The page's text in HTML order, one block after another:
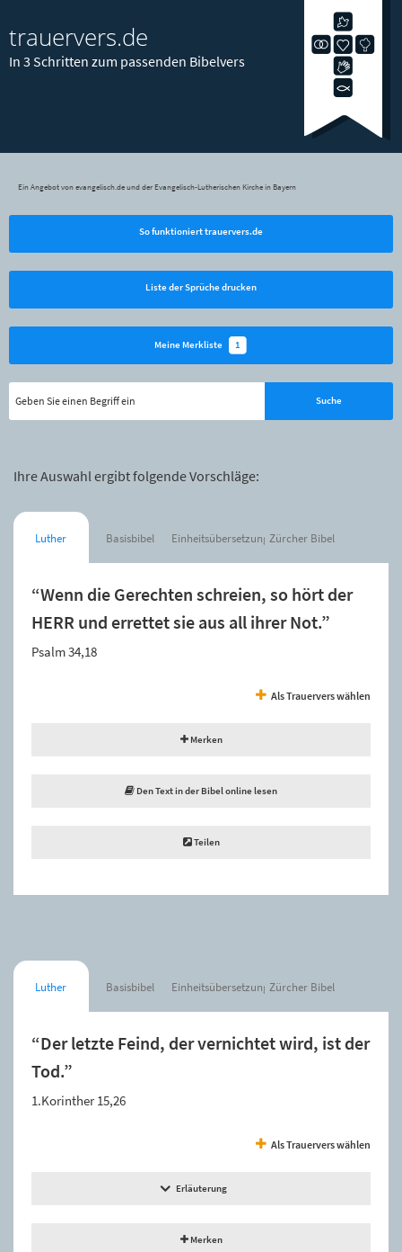
trauervers.de
In 3 Schritten zum passenden Bibelvers
Ein Angebot von evangelisch.de und der Evangelisch-Lutherischen Kirche in Bayern
So funktioniert trauervers.de
Liste der Sprüche drucken
Meine Merkliste 1
Ihre Auswahl ergibt folgende Vorschläge:
Luther Basisbibel Einheitsübersetzung Zürcher Bibel
“Wenn die Gerechten schreien, so hört der
HERR und errettet sie aus all ihrer Not.”
Psalm 34,18
Als Trauervers wählen
Merken
Den Text in der Bibel online lesen
Teilen
Luther Basisbibel Einheitsübersetzung Zürcher Bibel
“Der letzte Feind, der vernichtet wird, ist der
Tod.”
1.Korinther 15,26
Als Trauervers wählen
Erläuterung
Merken